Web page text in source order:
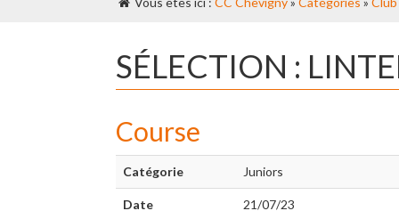
SÉLECTION :
Course
Catégorie Juniors
Date 21/07/23